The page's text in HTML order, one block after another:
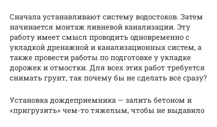
Сначала устанавливают систему водостоков. Затем
начинается монтаж ливневой канализации. Эту
работу имеет смысл проводить одновременно с
укладкой дренажной и канализационных систем, а
также провести работы по подготовке у укладке
дорожек и отмостки. Для всех этих работ требуется
снимать грунт, так почему бы не сделать все сразу?
Установка дождеприемника — залить бетоном и
«пригрузить» чем-то тяжелым, чтобы не выдавило